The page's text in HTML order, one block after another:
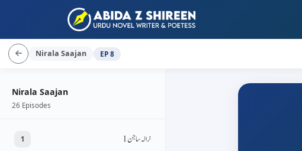
Nirala Saajan EP 8
Nirala Saajan
26 Episodes
1 نرالہ ساجن 1